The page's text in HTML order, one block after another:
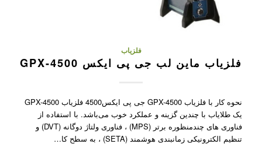
فلزیاب
فلزیاب ماین لب جی پی ایکس GPX-4500
نحوه کار با فلزیاب GPX-4500 جی پی ایکس4500 فلزیاب GPX-4500
یک طلایاب با چندین گزینه و عملکرد خوب می‌باشد. با استفاده از
فناوری های چندمنظوره برتر (MPS) ، فناوری ولتاژ دوگانه (DVT) و
تنظیم الکترونیکی زمانبندی هوشمند (SETA) ، به سطح کا…